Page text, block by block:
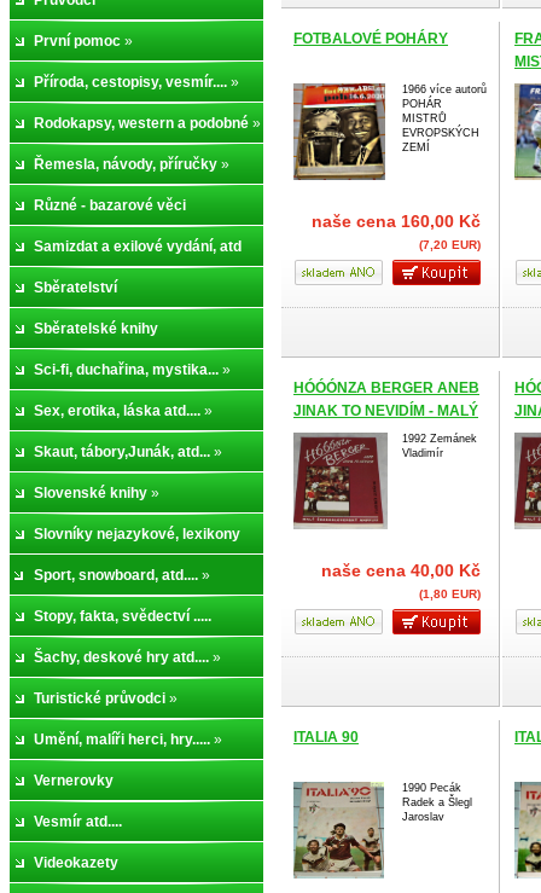
První pomoc »
Příroda, cestopisy, vesmír.... »
Rodokapsy, western a podobné »
Řemesla, návody, příručky »
Různé - bazarové věci
Samizdat a exilové vydání, atd
Sběratelství
Sběratelské knihy
Sci-fi, duchařina, mystika... »
Sex, erotika, láska atd.... »
Skaut, tábory,Junák, atd... »
Slovenské knihy »
Slovníky nejazykové, lexikony
Sport, snowboard, atd.... »
Stopy, fakta, svědectví .....
Šachy, deskové hry atd.... »
Turistické průvodci »
Umění, malíři herci, hry..... »
Vernerovky
Vesmír atd....
Videokazety
FOTBALOVÉ POHÁRY
1966 více autorů
POHÁR
MISTRŮ
EVROPSKÝCH
ZEMÍ
naše cena 160,00 Kč
(7,20 EUR)
HÓÓÓNZA BERGER ANEB
JINAK TO NEVIDÍM - MALÝ
ČESKOSLOVENSKÝ
ANPFIFF
1992 Zemánek
Vladimír
naše cena 40,00 Kč
(1,80 EUR)
ITALIA 90
1990 Pecák
Radek a Šlegl
Jaroslav